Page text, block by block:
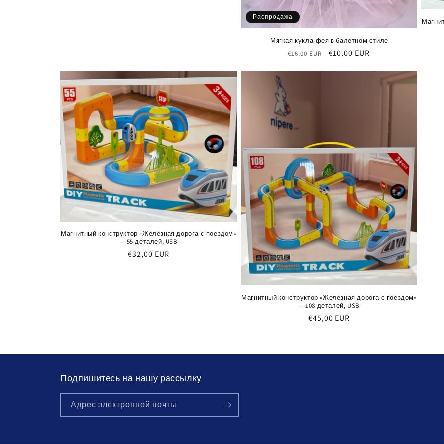
Распродажа
Мягкая кукла-фея в балетном стиле
Обычная
€16,00 EUR
Цена
€10,00 EUR
Магнитный конструктор «Железная дорога с поездом»
— 55 деталей, USB
Обычная
€32,00 EUR
Магнитный конструктор «Железная дорога с поездом»
— 108 деталей, USB
Обычная
€45,00 EUR
Подпишитесь на нашу рассылку
Адрес электронной почты